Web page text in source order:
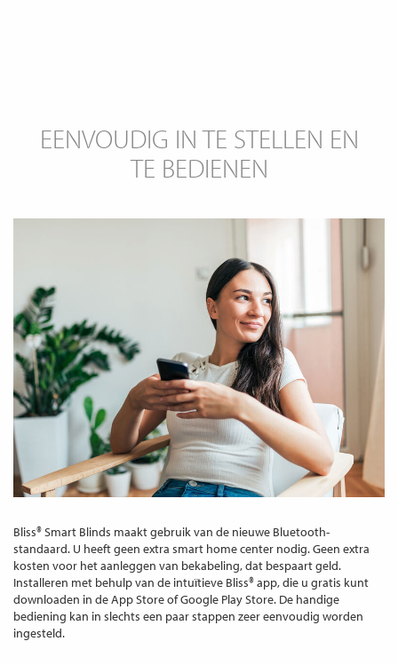
EENVOUDIG IN TE STELLEN EN
TE BEDIENEN
Bliss® Smart Blinds maakt gebruik van de nieuwe Bluetooth-
standaard. U heeft geen extra smart home center nodig. Geen extra
kosten voor het aanleggen van bekabeling, dat bespaart geld.
Installeren met behulp van de intuïtieve Bliss® app, die u gratis kunt
downloaden in de App Store of Google Play Store. De handige
bediening kan in slechts een paar stappen zeer eenvoudig worden
ingesteld.